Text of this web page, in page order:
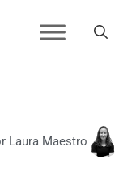
Laura Maestro